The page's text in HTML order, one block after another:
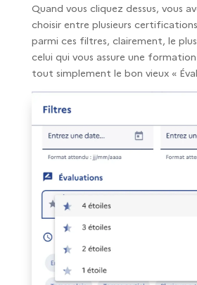
Quand vous cliquez dessus, vous
choisir entre plusieurs
parmi ces filtres, clairement, le
celui qui vous assure une
tout simplement le bon vieux «